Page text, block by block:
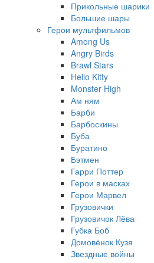
Прикольные шарики
Большие шары
Герои мультфильмов
Among Us
Angry Birds
Brawl Stars
Hello Kitty
Monster High
Ам ням
Барби
Барбоскины
Буба
Буратино
Бэтмен
Гарри Поттер
Герои в масках
Герои Марвел
Грузовички
Грузовичок Лёва
Губка Боб
Домовёнок Кузя
Звездные войны